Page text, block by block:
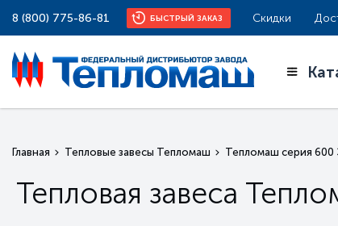
8 (800) 775-86-81 БЫСТРЫЙ ЗАКАЗ Скидки
Главная Тепловые завесы Тепломаш Тепломаш серия 600
Тепловая завеса